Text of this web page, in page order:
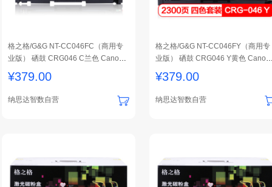
格之格/G&G NT-CC046FC（商用专
业版） 硒鼓 CRG046 C兰色 Canon i
mageCLASS MF735Cdw/ MF733Cd
1支装
¥379.00
纳思达智数自营
格之格/G&G NT-CC046FY（商用专
业版） 硒鼓 CRG046 Y黄色 Canon
mageCLASS MF735Cdw/
1支装
¥379.00
纳思达智数自营